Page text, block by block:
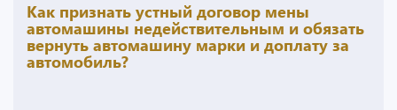
Как признать устный договор мены
автомашины недействительным и обязать
вернуть автомашину марки и доплату за
автомобиль?